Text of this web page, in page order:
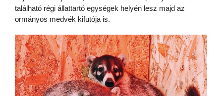
található régi állattartó egységek helyén lesz majd az
ormányos medvék kifutója is.